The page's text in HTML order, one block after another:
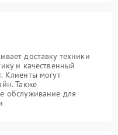
доставку техники
и качественный
Клиенты могут
Также
обслуживание для